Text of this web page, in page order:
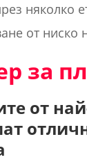
няколко
от ниско
за
от